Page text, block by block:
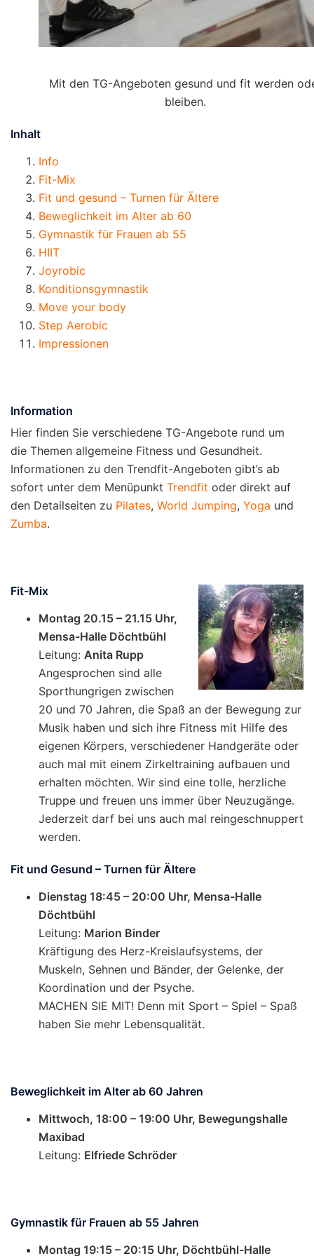
Mit den TG-Angeboten gesund und fit werden
bleiben.
Inhalt
Info
Fit-Mix
Fit und gesund – Turnen für Ältere
Beweglichkeit im Alter ab 60
Gymnastik für Frauen ab 55
HIIT
Joyrobic
Konditionsgymnastik
Move your body
Step Aerobic
Impressionen
Information
Hier finden Sie verschiedene TG-Angebote rund um
die Themen allgemeine Fitness und Gesundheit.
Informationen zu den Trendfit-Angeboten gibt’s ab
sofort unter dem Menüpunkt Trendfit oder direkt auf
den Detailseiten zu Pilates, World Jumping, Yoga und
Zumba.
Fit-Mix
Montag 20.15 – 21.15 Uhr,
Mensa-Halle Döchtbühl
Leitung: Anita Rupp
Angesprochen sind alle
Sporthungrigen zwischen
20 und 70 Jahren, die Spaß an der Bewegung zur
Musik haben und sich ihre Fitness mit Hilfe des
eigenen Körpers, verschiedener Handgeräte oder
auch mal mit einem Zirkeltraining aufbauen und
erhalten möchten. Wir sind eine tolle, herzliche
Truppe und freuen uns immer über Neuzugänge.
Jederzeit darf bei uns auch mal reingeschnuppert
werden.
Fit und Gesund – Turnen für Ältere
Dienstag 18:45 – 20:00 Uhr, Mensa-Halle
Döchtbühl
Leitung: Marion Binder
Kräftigung des Herz-Kreislaufsystems, der
Muskeln, Sehnen und Bänder, der Gelenke, der
Koordination und der Psyche.
MACHEN SIE MIT! Denn mit Sport – Spiel – Spaß
haben Sie mehr Lebensqualität.
Beweglichkeit im Alter ab 60 Jahren
Mittwoch, 18:00 – 19:00 Uhr, Bewegungshalle
Maxibad
Leitung: Elfriede Schröder
Gymnastik für Frauen ab 55 Jahren
Montag 19:15 – 20:15 Uhr, Döchtbühl-Halle